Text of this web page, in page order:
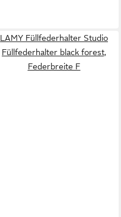
LAMY Füllfederhalter Studio
Füllfederhalter black forest,
Federbreite F